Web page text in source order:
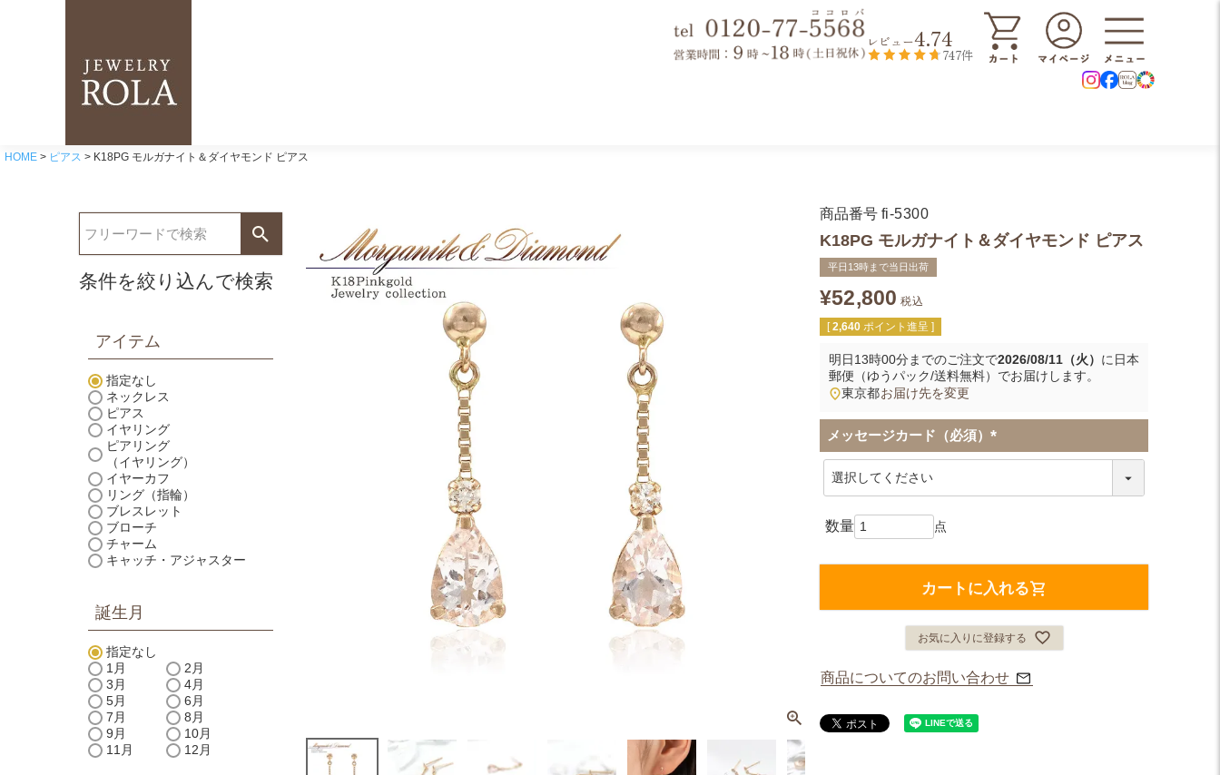
レビュー4.74
747件
HOME ピアス K18PG モルガナイト＆ダイヤモンド ピアス
条件を絞り込んで検索
アイテム
指定なし
ネックレス
ピアス
イヤリング
ピアリング
（イヤリング）
イヤーカフ
リング（指輪）
ブレスレット
ブローチ
チャーム
キャッチ・アジャスター
誕生月
指定なし
1月
2月
3月
4月
5月
6月
7月
8月
9月
10月
11月
12月
商品番号 fi-5300
K18PG モルガナイト＆ダイヤモンド ピアス
平日13時まで当日出荷
¥52,800 税込
[ 2,640 ポイント進呈 ]
明日13時00分までのご注文で2026/08/11（火） に 日本
郵便（ゆうパック/送料無料） でお届けします。
東京都お届け先を変更
メッセージカード（必須）
(
カートに入れる
お気に入りに登録する
商品についてのお問い合わせ